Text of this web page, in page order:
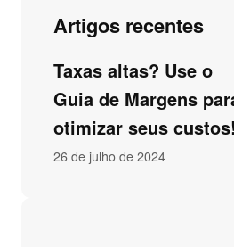
Artigos recentes
Taxas altas? Use o
Guia de Margens
otimizar seus custos!
26 de julho de 2024